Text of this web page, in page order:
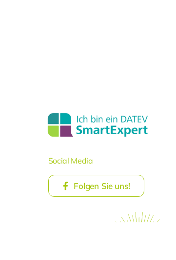
Social Media
Folgen Sie uns!